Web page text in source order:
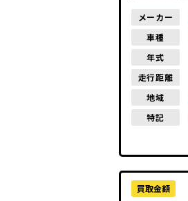
メーカー
車種
年式
走行距離
地域
特記
買取金額